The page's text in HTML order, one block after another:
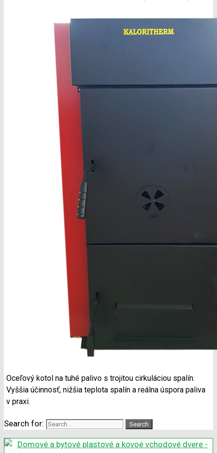
Oceľový kotol na tuhé palivo s trojitou cirkuláciou spalín.
Vyššia účinnosť, nižšia teplota spalín a reálna úspora paliva
v praxi.
Search for: